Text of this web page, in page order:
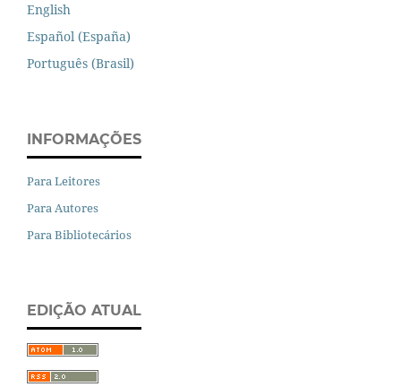
English
Español (España)
Português (Brasil)
INFORMAÇÕES
Para Leitores
Para Autores
Para Bibliotecários
EDIÇÃO ATUAL